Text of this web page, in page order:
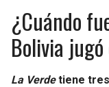
¿Cuándo
Bolivia
La Verdetiene tres